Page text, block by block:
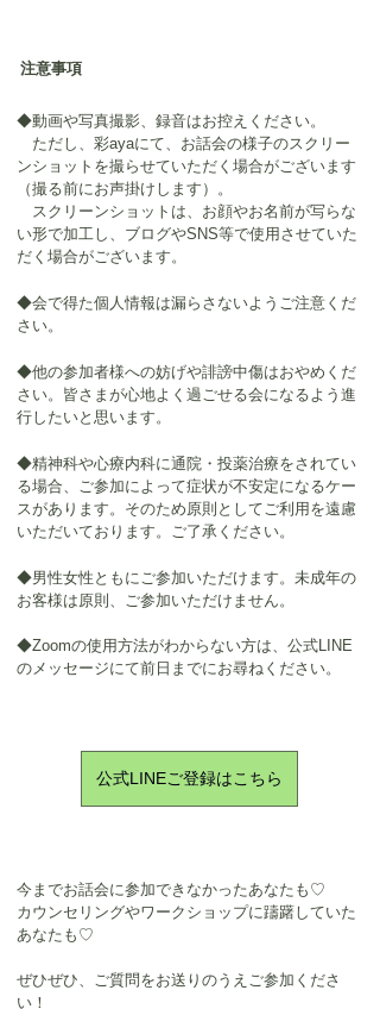
注意事項
◆動画や写真撮影、録音はお控えください。
ただし、彩ayaにて、お話会の様子のスクリー
ンショットを撮らせていただく場合がございます
（撮る前にお声掛けします）。
スクリーンショットは、お顔やお名前が写らな
い形で加工し、ブログやSNS等で使用させていた
だく場合がございます。
◆会で得た個人情報は漏らさないようご注意くだ
さい。
◆他の参加者様への妨げや誹謗中傷はおやめくだ
さい。皆さまが心地よく過ごせる会になるよう進
行したいと思います。
◆精神科や心療内科に通院・投薬治療をされてい
る場合、ご参加によって症状が不安定になるケー
スがあります。そのため原則としてご利用を遠慮
いただいております。ご了承ください。
◆男性女性ともにご参加いただけます。未成年の
お客様は原則、ご参加いただけません。
◆Zoomの使用方法がわからない方は、公式LINE
のメッセージにて前日までにお尋ねください。
公式LINEご登録はこちら
今までお話会に参加できなかったあなたも♡
カウンセリングやワークショップに躊躇していた
あなたも♡
ぜひぜひ、ご質問をお送りのうえご参加くださ
い！